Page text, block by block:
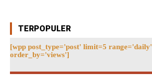
TERPOPULER
[wpp post_type='post' limit=5 range='daily'
order_by='views']